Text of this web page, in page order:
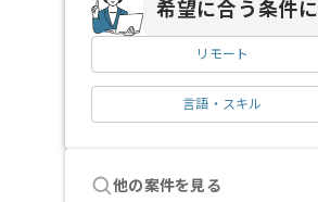
希望に合う条件
リモート
言語・スキル
他の案件を見る